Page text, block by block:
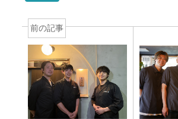
前の記事